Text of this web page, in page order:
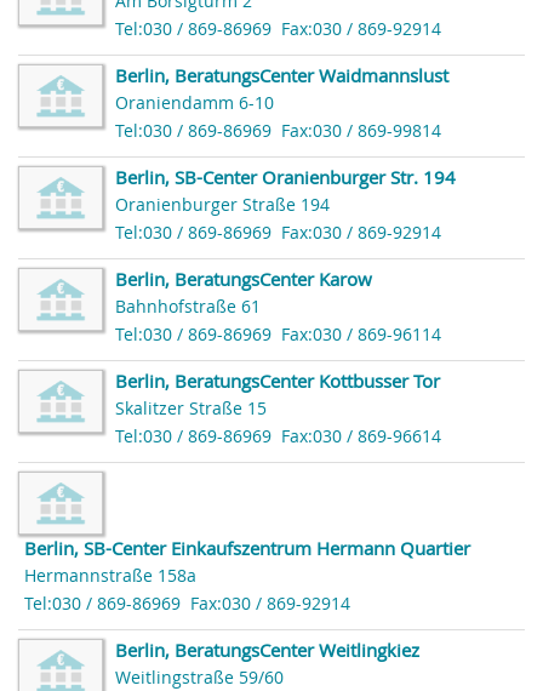
Tel:030 / 869-86969 Fax:030 / 869-92914
Berlin, BeratungsCenter Waidmannslust
Oraniendamm 6-10
Tel:030 / 869-86969 Fax:030 / 869-99814
Berlin, SB-Center Oranienburger Str. 194
Oranienburger Straße 194
Tel:030 / 869-86969 Fax:030 / 869-92914
Berlin, BeratungsCenter Karow
Bahnhofstraße 61
Tel:030 / 869-86969 Fax:030 / 869-96114
Berlin, BeratungsCenter Kottbusser Tor
Skalitzer Straße 15
Tel:030 / 869-86969 Fax:030 / 869-96614
Berlin, SB-Center Einkaufszentrum Hermann Quartier
Hermannstraße 158a
Tel:030 / 869-86969 Fax:030 / 869-92914
Berlin, BeratungsCenter Weitlingkiez
Weitlingstraße 59/60